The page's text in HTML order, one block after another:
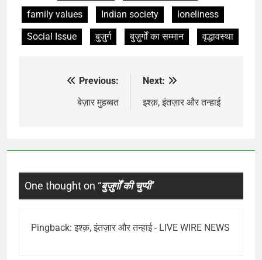
family values
Indian society
loneliness
Social Issue
बुज़ुर्ग बुज़ुर्गों का सम्मान वृद्धावस्था
navigation
Previous:
बेज़ार मुहब्बत
Next:
इश्क़, इंतज़ार और तन्हाई
One thought on “बुज़ुर्गों की चुप्पी”
Pingback:इश्क़, इंतज़ार और तन्हाई - LIVE WIRE NEWS